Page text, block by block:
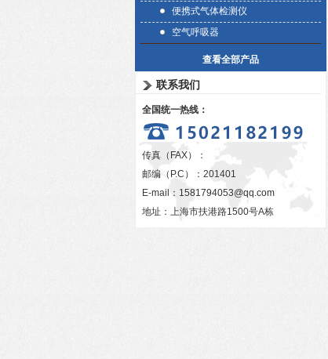
便携式气体检测仪
空气呼吸器
查看全部产品
联系我们
全国统一热线：
传真（FAX）：
邮编（P.C）：201401
E-mail： 1581794053@qq.com
地址：上海市扶港路1500号A栋